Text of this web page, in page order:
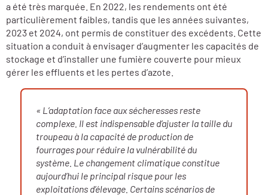
a été très marquée. En 2022, les rendements ont été
particulièrement faibles, tandis que les années suivantes,
2023 et 2024, ont permis de constituer des excédents. Cette
situation a conduit à envisager d’augmenter les capacités de
stockage et d’installer une fumière couverte pour mieux
gérer les effluents et les pertes d’azote.
« L’adaptation face aux sécheresses reste
complexe. Il est indispensable d’ajuster la taille du
troupeau à la capacité de production de
fourrages pour réduire la vulnérabilité du
système. Le changement climatique constitue
aujourd’hui le principal risque pour les
exploitations d’élevage. Certains scénarios de